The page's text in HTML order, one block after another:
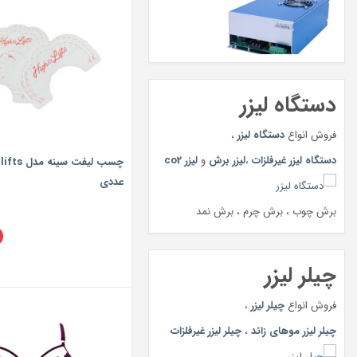
دستگاه لیزر
فروش انواع دستگاه لیزر ،
دستگاه لیزر غیرفلزات ،لیزر برش و لیزر co2
برش چوب ، برش چرم ، برش نمد
چیلر لیزر
فروش انواع چیلر لیزر ،
چیلر لیزر موهای زائد ، چیلر لیزر غیرفلزات
عددی